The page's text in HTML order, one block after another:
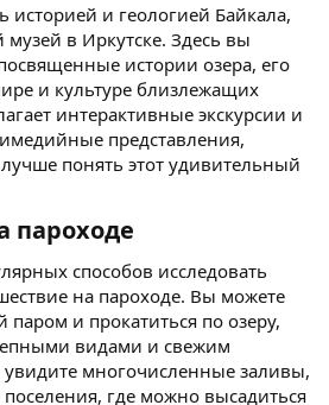
историей и геологией Байкала,
музей в Иркутске. Здесь вы
истории озера, его
и культуре близлежащих
интерактивные экскурсии и
представления,
понять этот удивительный
пароходе​
способов исследовать
на пароходе. Вы можете
паром и прокатиться по озеру,
видами и свежим
многочисленные заливы,
где можно высадиться